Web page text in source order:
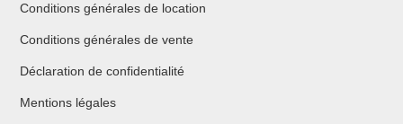
Conditions générales de location
Conditions générales de vente
Déclaration de confidentialité
Mentions légales